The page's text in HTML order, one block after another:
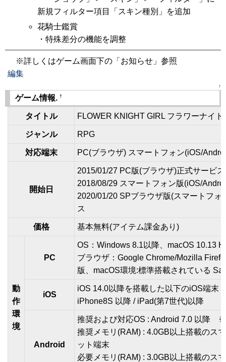
新規フィルター項目「スキン種別」を追加
花騎士鑑賞
・特殊差分の機能を調整
※詳しくはゲーム画面下の「お知らせ」参照
編集
↑
ゲーム情報. †
タイトル FLOWER KNIGHT GIRL フラワーナイト
ジャンル RPG
対応端末 PC(ブラウザ) スマートフォン(iOS/
開始日
2015/01/27 PC版(ブラウザ)正式サービ
2018/08/29 スマートフォン版(iOS/
2020/01/20 SPブラウザ版(スマートフォ
ス
価格 基本無料(アイテム課金あり)
動
作
環
境
PC
OS：Windows 8.1以降、macOS 10.13
ブラウザ：Google Chrome/Mozilla
版、macOS環境:標準搭載されている
iOS
iOS 14.0以降を搭載した以下のiOS端末
iPhone8S 以降 / iPad(第7世代)以降
Android
推奨および対応OS : Android 7.0 以降
推奨メモリ(RAM) : 4.0GB以上搭載のス
ット端末
必要メモリ(RAM) : 3.0GB以上搭載のス